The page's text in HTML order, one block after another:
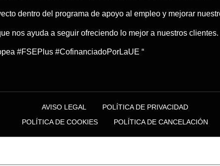
dentro del programa de apoyo al empleo y mejorar
nos ayuda a seguir ofreciendo lo mejor a nuestros clientes.
#FSEPlus #CofinanciadoPorLaUE “
AVISO LEGAL
POLÍTICA DE PRIVACIDAD
POLÍTICA DE COOKIES
POLÍTICA DE CANCELACIÓN